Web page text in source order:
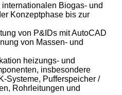
Biogas- und
Konzeptphase bis zur
von P&IDs mit AutoCAD
von Massen- und
heizungs- und
insbesondere
Systeme, Pufferspeicher /
Rohrleitungen und